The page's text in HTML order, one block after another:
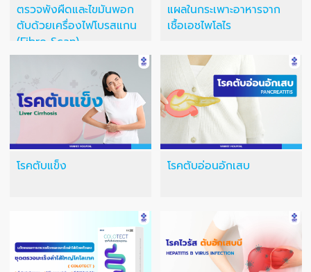
ตรวจพังผืดและไขมันพอก
ตับด้วยเครื่องไฟโบรสแกน
(Fibro Scan)
แผลในกระเพาะอาหารจาก
เชื้อเอชไพโลไร
โรคตับแข็ง โรคตับอ่อนอักเสบ